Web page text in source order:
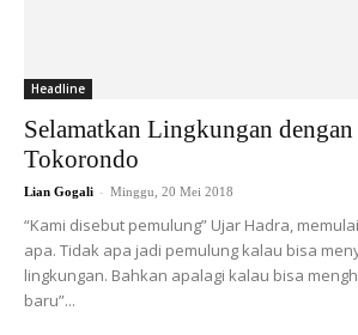
Headline
Selamatkan Lingkungan
Tokorondo
Lian Gogali - Minggu, 20 Mei 2018
“Kami disebut pemulung” Ujar Hadra,
apa. Tidak apa jadi pemulung kalau bisa
lingkungan. Bahkan apalagi kalau bisa
baru”...